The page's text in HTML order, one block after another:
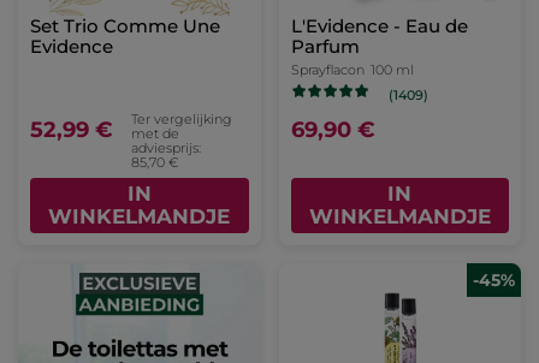
Set Trio Comme Une
Evidence
52,99 €
Ter vergelijking
met de
adviesprijs:
85,70 €
IN
WINKELMANDJE
L'Evidence - Eau de
Parfum
Sprayflacon 100 ml
(1409)
69,90 €
IN
WINKELMANDJE
-45%